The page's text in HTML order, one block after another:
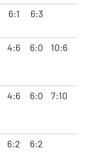
6:1 6:3
4:6 6:0 10:6
4:6 6:0 7:10
6:2 6:2